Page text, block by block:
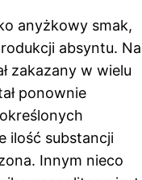
anyżkowy smak,
absyntu. Na
zakazany w wielu
ponownie
ilość substancji
Innym nieco